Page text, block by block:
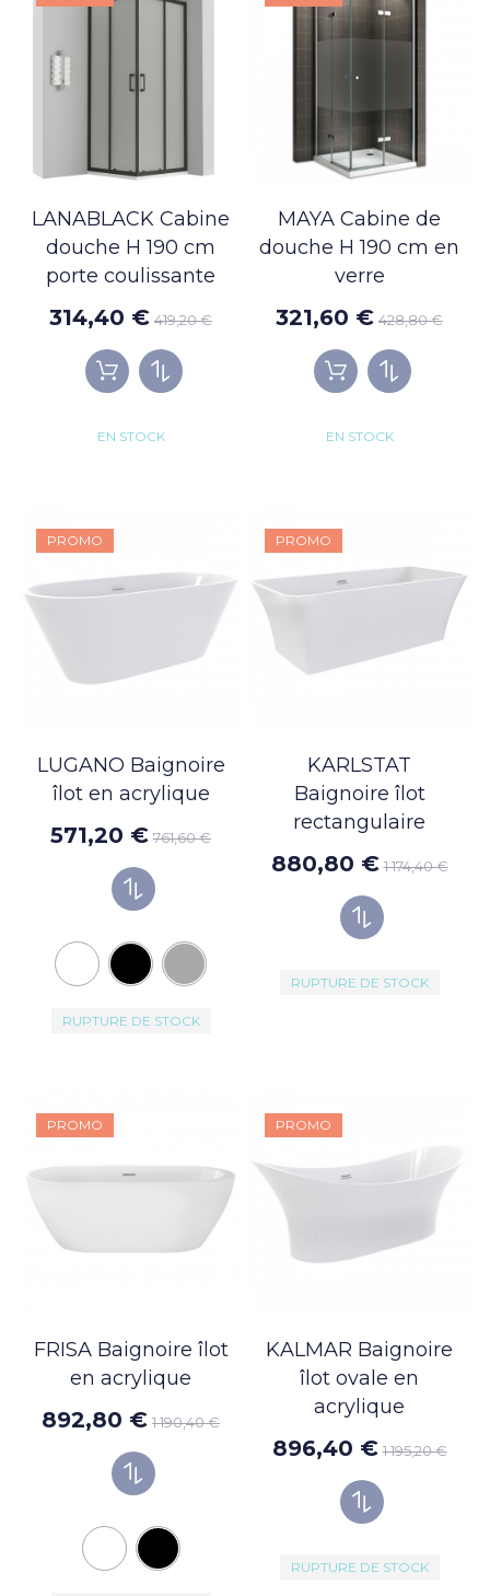
LANABLACK Cabine
douche H 190 cm
porte coulissante
314,40 € 419,20 €
EN STOCK
MAYA Cabine de
douche H 190 cm en
verre
321,60 € 428,80 €
EN STOCK
PROMO
LUGANO Baignoire
îlot en acrylique
571,20 € 761,60 €
RUPTURE DE STOCK
PROMO
KARLSTAT
Baignoire îlot
rectangulaire
880,80 € 1 174,40 €
RUPTURE DE STOCK
PROMO
FRISA Baignoire îlot
en acrylique
892,80 € 1 190,40 €
PROMO
KALMAR Baignoire
îlot ovale en
acrylique
896,40 € 1 195,20 €
RUPTURE DE STOCK